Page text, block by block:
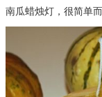
南瓜蜡烛灯，很简单